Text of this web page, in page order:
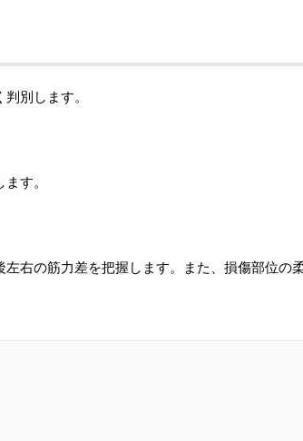
別します。
す。
右の筋力差を把握します。また、損傷部位の